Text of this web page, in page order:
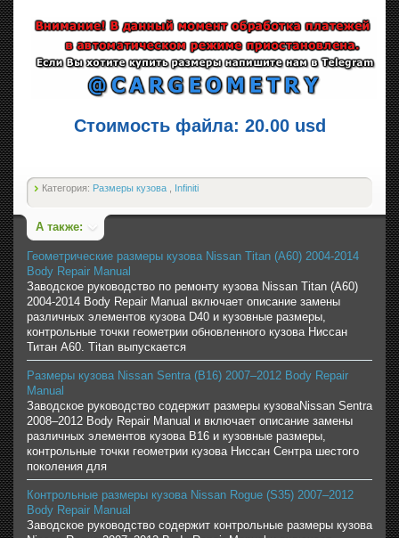
Стоимость файла: 20.00 usd
Категория: Размеры кузова Infiniti
А также:
Геометрические размеры кузова Nissan Titan (A60) 2004-2014
Body Repair Manual
Заводское руководство по ремонту кузова Nissan Titan (A60)
2004-2014 Body Repair Manual включает описание замены
различных элементов кузова D40 и кузовные размеры,
контрольные точки геометрии обновленного кузова Ниссан
Титан A60. Titan выпускается
Размеры кузова Nissan Sentra (B16) 2007–2012 Body Repair
Manual
Заводское руководство содержит размеры кузоваNissan Sentra
2008–2012 Body Repair Manual и включает описание замены
различных элементов кузова B16 и кузовные размеры,
контрольные точки геометрии кузова Ниссан Сентра шестого
поколения для
Контрольные размеры кузова Nissan Rogue (S35) 2007–2012
Body Repair Manual
Заводское руководство содержит контрольные размеры кузова